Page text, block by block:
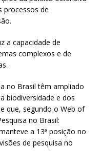
processos de
a capacidade de
complexos e de
no Brasil têm ampliado
biodiversidade e dos
que, segundo o Web of
no Brasil:
a 13ª posição no
de pesquisa no